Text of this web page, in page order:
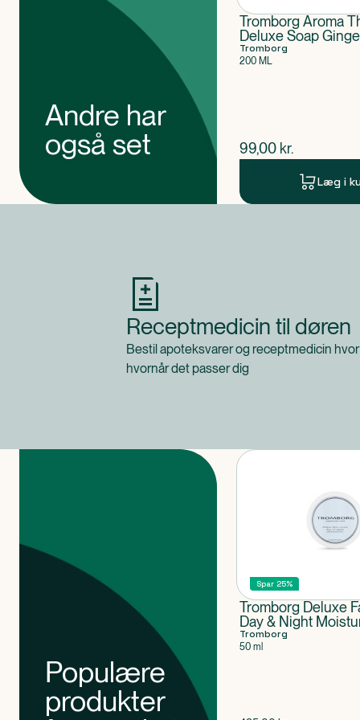
Andre har
også set
Tromborg Aroma
Deluxe Soap
Tromborg
200 ML
$nuværende pris
99,00 kr.
Læg i
Receptmedicin til døren
Bestil apoteksvarer og receptmedicin
hvornår det passer dig
Populære
produkter
Spar 25%
Tromborg Deluxe
Day & Night
Tromborg
50 ml